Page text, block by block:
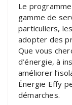
Le
gamme de
particuliers,
adopter des
Que vous
d’énergie, à
améliorer
Énergie Effy
démarches.